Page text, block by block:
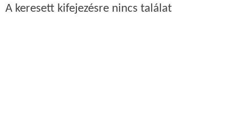
A keresett kifejezésre nincs találat